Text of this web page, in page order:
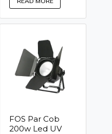
FOS Par Cob
200w Led UV